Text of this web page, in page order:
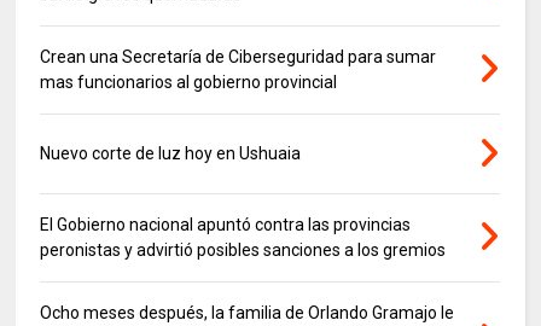
Crean una Secretaría de Ciberseguridad para sumar
mas funcionarios al gobierno provincial
Nuevo corte de luz hoy en Ushuaia
El Gobierno nacional apuntó contra las provincias
peronistas y advirtió posibles sanciones a los gremios
Ocho meses después, la familia de Orlando Gramajo le